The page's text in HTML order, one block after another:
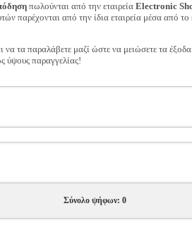
πωλούνται από την εταιρεία Electronic
παρέχονται από την ίδια εταιρεία μέσα από
τα παραλάβετε μαζί ώστε να μειώσετε τα
ύψους παραγγελίας!
Σύνολο ψήφων: 0